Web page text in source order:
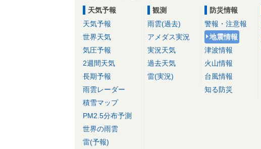
天気予報
天気予報
世界天気
気圧予報
2週間天気
長期予報
雨雲レーダー
積雪マップ
PM2.5分布予測
世界の雨雲
雷(予報)
観測
雨雲(過去)
アメダス実況
実況天気
過去天気
雷(実況)
防災情報
警報・注意報
地震情報
津波情報
火山情報
台風情報
知る防災